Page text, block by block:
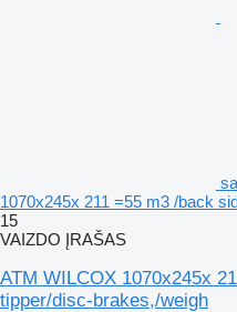
1070x245x 211 =55 m3 /back
15
VAIZDO ĮRAŠAS
ATM WILCOX 1070x245x
tipper/disc-brakes,/weigh